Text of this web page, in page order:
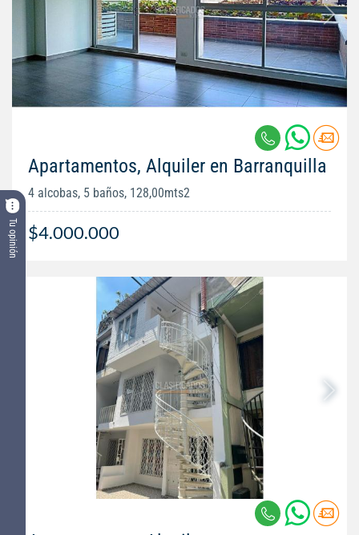
Tu opinión
Apartamentos, Alquiler en Barranquilla
4 alcobas, 5 baños, 128,00mts2
$4.000.000